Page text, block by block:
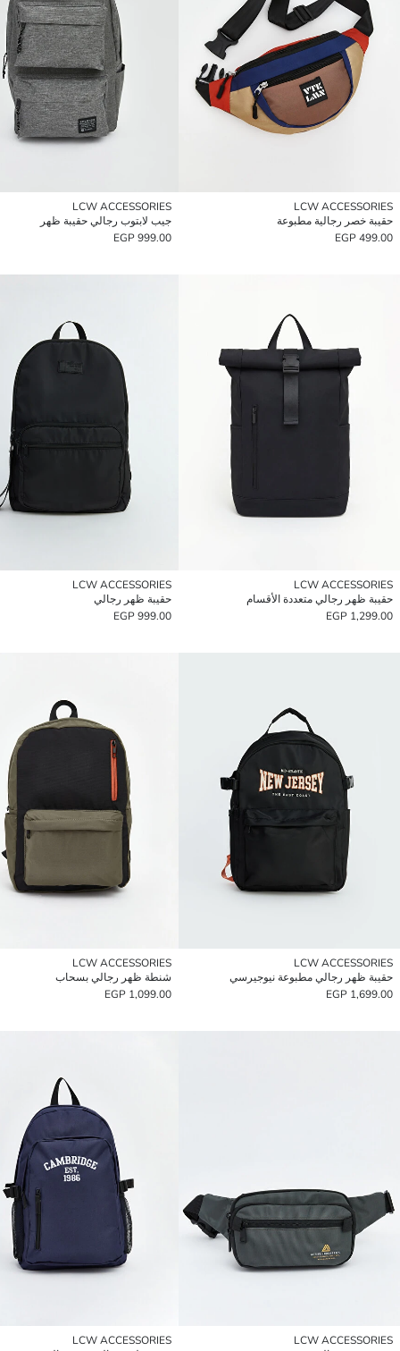
LCW ACCESSORIES
حقيبة خصر رجالية مطبوعة
499.00 EGP
LCW ACCESSORIES
جيب لابتوب رجالي حقيبة ظهر
999.00 EGP
LCW ACCESSORIES
حقيبة ظهر رجالي متعددة الأقسام
1,299.00 EGP
LCW ACCESSORIES
حقيبة ظهر رجالي
999.00 EGP
LCW ACCESSORIES
حقيبة ظهر رجالي مطبوعة نيوجيرسي
1,699.00 EGP
LCW ACCESSORIES
شنطة ظهر رجالي بسحاب
1,099.00 EGP
LCW ACCESSORIES
LCW ACCESSORIES